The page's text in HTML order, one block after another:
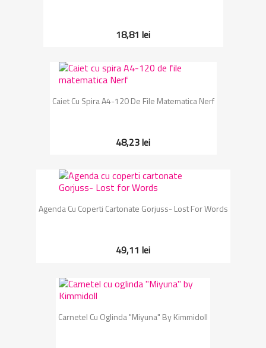
18,81 lei
Caiet Cu Spira A4-120 De File Matematica Nerf
48,23 lei
Agenda Cu Coperti Cartonate Gorjuss- Lost For Words
49,11 lei
Carnetel Cu Oglinda "Miyuna" By Kimmidoll